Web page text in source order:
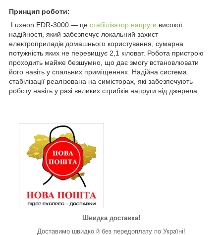
Принцип роботи:
Luxeon EDR-3000 — це стабілізатор напруги високої
надійності, який забезпечує локальний захист
електроприладів домашнього користування, сумарна
потужність яких не перевищує 2,1 кіловат. Робота пристрою
проходить майже безшумно, що дає змогу встановлювати
його навіть у спальних приміщеннях. Надійна система
стабілізації реалізована на симісторах, які забезпечують
роботу навіть у разі великих стрибків напруги від джерела.
Швидка доставка!
Доставимо швидко й без передоплату по Україні!